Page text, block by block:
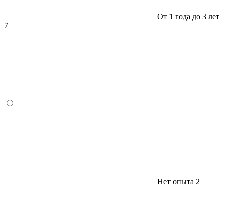
От 1 года до 3 лет
7
Нет опыта 2